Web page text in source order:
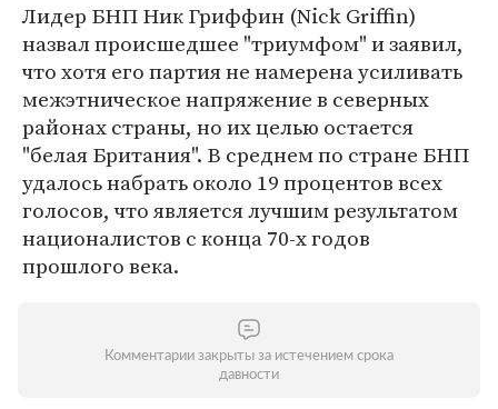
Лидер БНП Ник Гриффин (Nick Griffin)
назвал происшедшее "триумфом" и заявил,
что хотя его партия не намерена усиливать
межэтническое напряжение в северных
районах страны, но их целью остается
"белая Британия". В среднем по стране БНП
удалось набрать около 19 процентов всех
голосов, что является лучшим результатом
националистов с конца 70-х годов
прошлого века.
Комментарии закрыты за истечением срока
давности